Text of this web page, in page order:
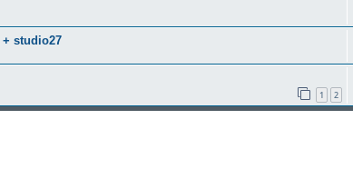
+ studio27
1 2